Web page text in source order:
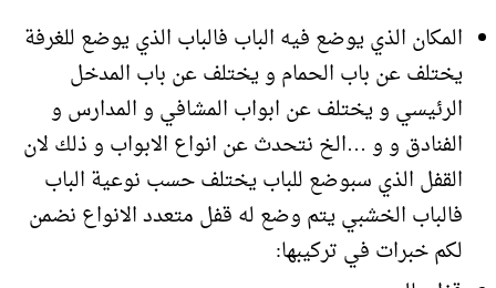
المكان الذي يوضع فيه الباب فالباب الذي يوضع للغرفة
يختلف عن باب الحمام و يختلف عن باب المدخل
الرئيسي و يختلف عن ابواب المشافي و المدارس و
الفنادق و و …الخ نتحدث عن انواع الابواب و ذلك لان
القفل الذي سبوضع للباب يختلف حسب نوعية الباب
فالباب الخشبي يتم وضع له قفل متعدد الانواع نضمن
لكم خبرات في تركيبها: